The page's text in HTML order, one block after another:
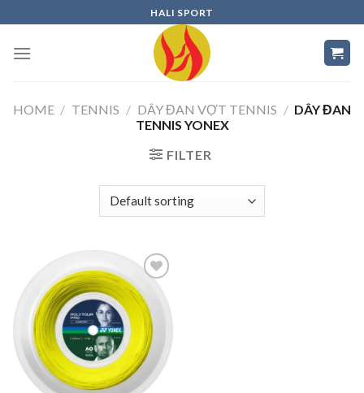
to
content
HALI SPORT
HOME / TENNIS / DÂY ĐAN VỢT TENNIS / DÂY ĐAN
TENNIS YONEX
FILTER
Add to
wishlist